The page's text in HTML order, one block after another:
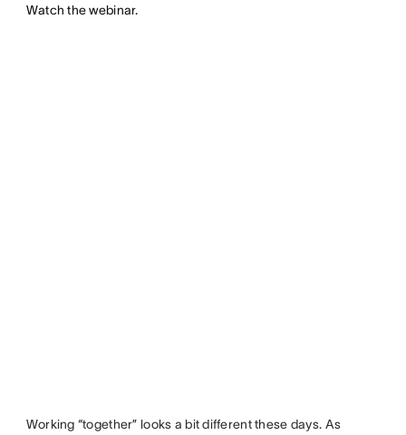
Watch the webinar.
Working “together” looks a bit different these days. As